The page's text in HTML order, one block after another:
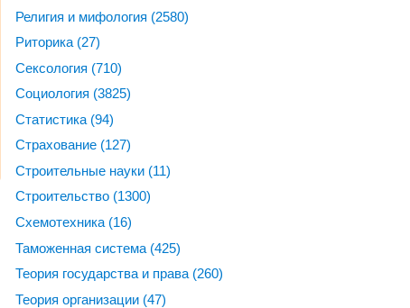
Религия и мифология (2580)
Риторика (27)
Сексология (710)
Социология (3825)
Статистика (94)
Страхование (127)
Строительные науки (11)
Строительство (1300)
Схемотехника (16)
Таможенная система (425)
Теория государства и права (260)
Теория организации (47)